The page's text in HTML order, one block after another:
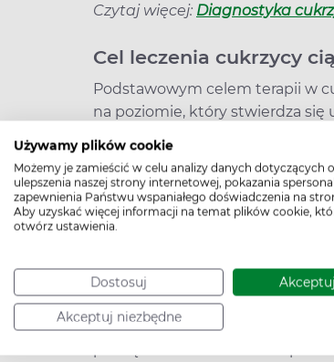
Używamy plików cookie
Możemy je zamieścić w celu analizy danych dotyczących
ulepszenia naszej strony internetowej, pokazania
zapewnienia Państwu wspaniałego doświadczenia na
Aby uzyskać więcej informacji na temat plików cookie,
otwórz ustawienia.
Dostosuj
Akceptuj niezbędne
Czytaj więcej: Diagnostyka
Cel leczenia cukrzycy
Podstawowym celem terapii w
na poziomie, który stwierdza się
cukrzycą ciążową muszą
pomiary glikemii, tzn. pomiary
zakresie może zapewnić
cukrzycę.
Zdrowy tryb życia jako
Głównymi filarami terapii
fizyczny. Dieta powinna być
zapewnić jak najlepsze warunki
pamiętać o zachowaniu